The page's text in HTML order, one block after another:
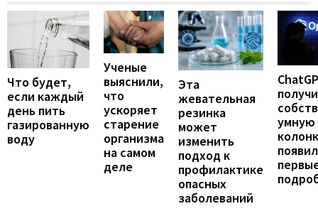
Что будет,
если каждый
день пить
газированную
воду
Ученые
выяснили,
что
ускоряет
старение
организма
на самом
деле
Эта
жевательная
резинка
может
изменить
подход к
профилактике
опасных
заболеваний
умную